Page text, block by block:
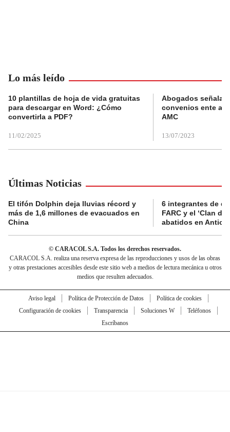
Lo más leído
10 plantillas de hoja de vida gratuitas
para descargar en Word: ¿Cómo
convertirla a PDF?
11/02/2025
Abogados
convenios ente
AMC
13/07/2023
Últimas Noticias
El tifón Dolphin deja lluvias récord y
más de 1,6 millones de evacuados en
China
6 integrantes de
FARC y el ‘Clan
abatidos en
© CARACOL S.A. Todos los derechos reservados.
CARACOL S.A. realiza una reserva expresa de las reproducciones y usos de las obras
y otras prestaciones accesibles desde este sitio web a medios de lectura mecánica u otros
medios que resulten adecuados.
Aviso legal Política de Protección de Datos
Política de cookies
Configuración de cookies
Transparencia Soluciones W
Teléfonos
Escríbanos